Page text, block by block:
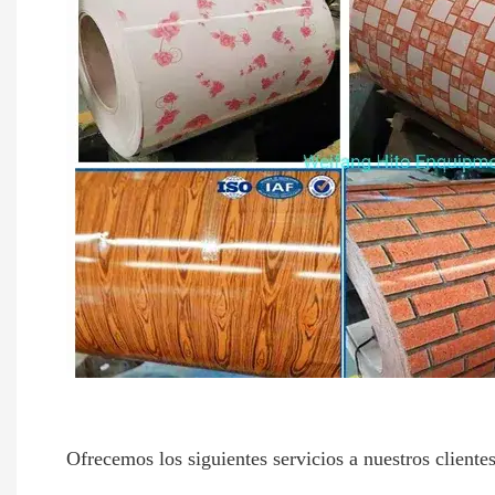
Ofrecemos los siguientes servicios a nuestros